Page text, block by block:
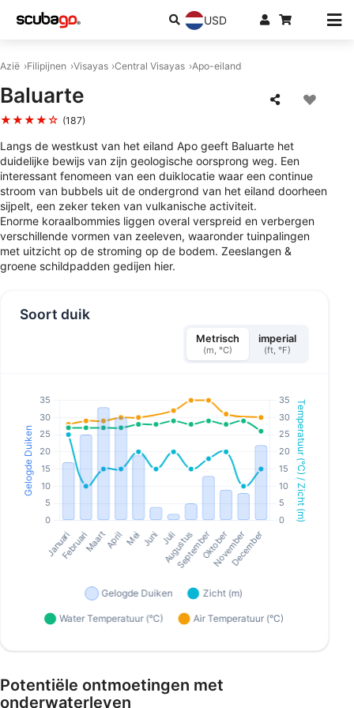
USD
Azië Filipijnen Visayas Central Visayas Apo-eiland
Baluarte
★★★★☆ (187)
Langs de westkust van het eiland Apo geeft Baluarte het
duidelijke bewijs van zijn geologische oorsprong weg. Een
interessant fenomeen van een duiklocatie waar een continue
stroom van bubbels uit de ondergrond van het eiland doorheen
sijpelt, een zeker teken van vulkanische activiteit.
Enorme koraalbommies liggen overal verspreid en verbergen
verschillende vormen van zeeleven, waaronder tuinpalingen
met uitzicht op de stroming op de bodem. Zeeslangen &
groene schildpadden gedijen hier.
Soort duik
Metrisch
(m, °C)
imperial
(ft, °F)
Potentiële ontmoetingen met
onderwaterleven